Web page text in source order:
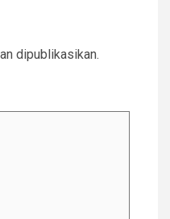
dipublikasikan.